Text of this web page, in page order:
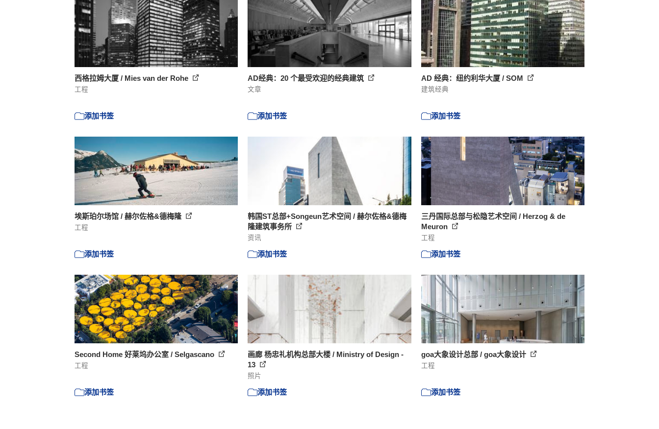
西格拉姆大厦 / Mies van der Rohe
工程
添加书签
AD经典：20 个最受欢迎的经典建筑
文章
添加书签
AD 经典：纽约利华大厦 / SOM
建筑经典
添加书签
埃斯珀尔场馆 / 赫尔佐格&德梅隆
工程
添加书签
韩国ST总部+Songeun艺术空间 / 赫尔佐格&德梅
隆建筑事务所
资讯
添加书签
三丹国际总部与松隐艺术空间 / Herzog & de
Meuron
工程
添加书签
Second Home 好莱坞办公室 / Selgascano
工程
添加书签
画廊 杨忠礼机构总部大楼 / Ministry of Design -
13
照片
添加书签
goa大象设计总部 / goa大象设计
工程
添加书签